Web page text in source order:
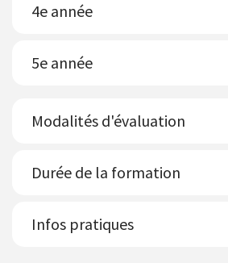
4e année
5e année
Modalités d'évaluation
Durée de la formation
Infos pratiques